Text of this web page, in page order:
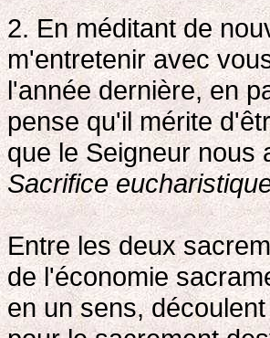
2. En méditant de
m'entretenir avec
l'année dernière, en
pense qu'il mérite
que le Seigneur nous
Sacrifice
Entre les deux
de l'économie
en un sens,